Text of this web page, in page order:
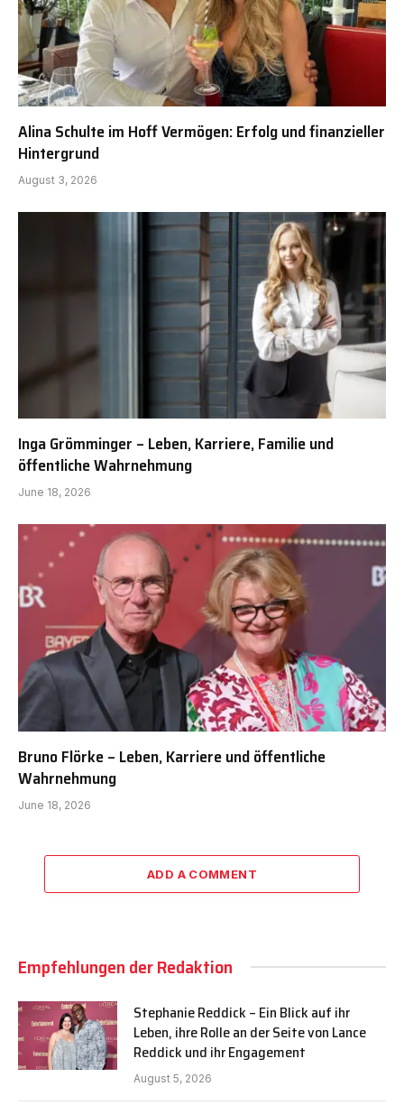
Alina Schulte im Hoff Vermögen: Erfolg und finanzieller
Hintergrund
August 3, 2026
Inga Grömminger – Leben, Karriere, Familie und
öffentliche Wahrnehmung
June 18, 2026
Bruno Flörke – Leben, Karriere und öffentliche
Wahrnehmung
June 18, 2026
ADD A COMMENT
Empfehlungen der Redaktion
Stephanie Reddick – Ein Blick auf ihr
Leben, ihre Rolle an der Seite von Lance
Reddick und ihr Engagement
August 5, 2026